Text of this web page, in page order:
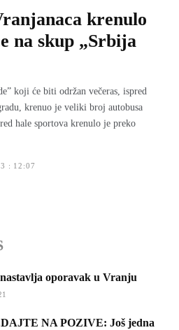
krenulo
na skup „Srbija
koji će biti održan večeras, ispred
krenuo je veliki broj autobusa
hale sportova krenulo je preko
: 12:07
oporavak u Vranju
NA POZIVE: Još jedna